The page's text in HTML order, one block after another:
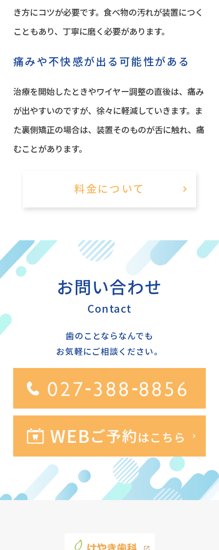
き方にコツが必要です。食べ物の汚れが装置につく
こともあり、丁寧に磨く必要があります。
痛みや不快感が出る可能性がある
治療を開始したときやワイヤー調整の直後は、痛み
が出やすいのですが、徐々に軽減していきます。ま
た裏側矯正の場合は、装置そのものが舌に触れ、痛
むことがあります。
料金について
お問い合わせ
Contact
歯のことならなんでも
お気軽にご相談ください。